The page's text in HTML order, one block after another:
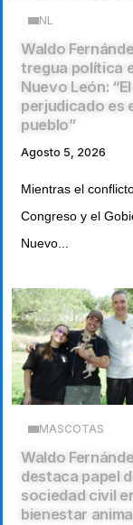
NL
Waldo
tregua política
Nuevo León:
perjudicado es
pueblo”
Agosto 5, 2026
Mientras el
Congreso y el
Nuevo...
MASCOTAS
Waldo
destaca papel
sociedad civil
bienestar